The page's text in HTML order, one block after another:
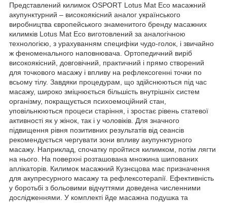
Представлений килимок OSPORT Lotus Mat Eco масажний
акупунктурний – високоякісний аналог українського
виробництва європейського знаменитого бренду масажних
килимків Lotus Mat Eco виготовлений за аналогічною
технологією, з урахуванням специфіки чудо-голок, і звичайно
ж феноменального наповнювача. Ортопедичний виріб
високоякісний, довговічний, практичний і прямо створений
для точкового масажу і впливу на рефлексогенні точки по
всьому тілу. Завдяки процедурам, що здійснюються під час
масажу, широко зміцнюється більшість внутрішніх систем
організму, покращується психоемоційний стан,
уповільнюються процеси старіння, і зростає рівень статевої
активності як у жінок, так і у чоловіків. Для значного
підвищення рівня позитивних результатів від сеансів
рекомендується чергувати зони впливу акупунктурного
масажу. Наприклад, спочатку пройтися килимком, потім лягти
на нього. На поверхні розташована множина шипованих
аплікаторів. Килимок масажний Кузнєцова має призначення
для акупресурного масажу та рефлексотерапії. Ефективність
у боротьбі з больовими відчуттями доведена численними
дослідженнями. У комплекті йде масажна подушка та